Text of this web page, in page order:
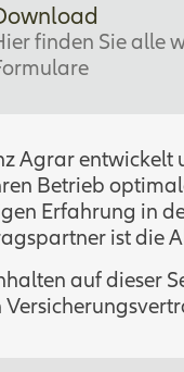
finden Sie alle
Agrar entwickelt
Betrieb
Erfahrung in
ist die
auf dieser